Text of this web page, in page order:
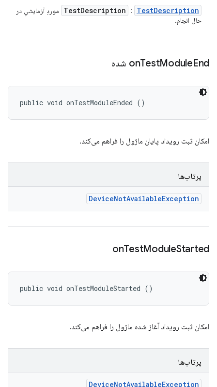
TestDescription : TestDescription
موردِ آزمایشیِ در
حال انجام.
onTestModuleEnd شده
public void onTestModuleEnded ()
امکان ثبت رویداد پایان ماژول را فراهم می‌کند.
پرتاب‌ها
DeviceNotAvailableException
onTestModuleStarted
public void onTestModuleStarted ()
امکان ثبت رویداد آغاز شده ماژول را فراهم می‌کند.
پرتاب‌ها
DeviceNotAvailableException